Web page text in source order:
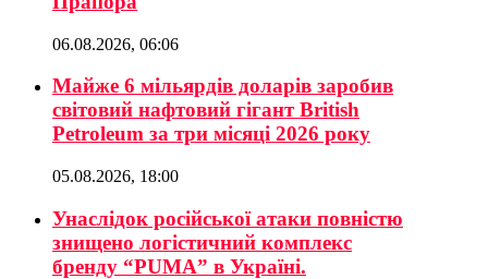
06.08.2026, 06:06
Майже 6 мільярдів доларів заробив
світовий нафтовий гігант British
Petroleum за три місяці 2026 року
05.08.2026, 18:00
Унаслідок російської атаки повністю
знищено логістичний комплекс
бренду “PUMA” в Україні.